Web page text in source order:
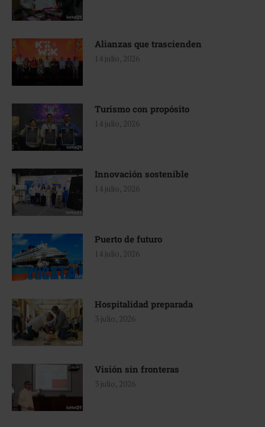
Alianzas que trascienden
14 julio, 2026
Turismo con propósito
14 julio, 2026
Innovación sostenible
14 julio, 2026
Puerto de futuro
14 julio, 2026
Hospitalidad preparada
3 julio, 2026
Visión sin fronteras
3 julio, 2026